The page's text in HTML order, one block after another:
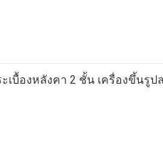
เบื้องหลังคา 2 ชั้น เครื่องขึ้นรูป